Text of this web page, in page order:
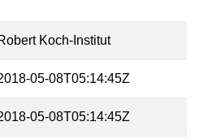
Koch-Institut
05-08T05:14:45Z
05-08T05:14:45Z